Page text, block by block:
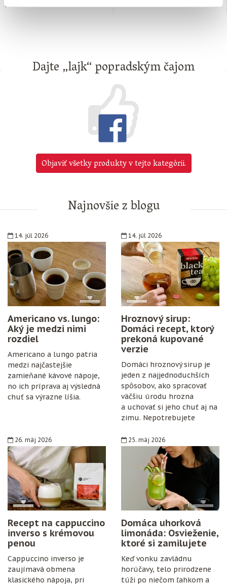
na sklade na sklade
Dajte „lajk“ popradským čajom
Objaviť všetky produkty v tejto kategórii.
Najnovšie z blogu
14. júl 2026
Americano vs. lungo:
Aký je medzi nimi
rozdiel
Americano a lungo patria
medzi najčastejšie
zamieňané kávové nápoje,
no ich príprava aj výsledná
chuť sa výrazne líšia.
14. júl 2026
Hroznový sirup:
Domáci recept, ktorý
prekoná kupované
verzie
Domáci hroznový sirup je
jeden z najjednoduchších
spôsobov, ako spracovať
väčšiu úrodu hrozna
a uchovať si jeho chuť aj na
zimu. Nepotrebujete
konzervanty ani zložitý
postup. Stačí zrelé hrozno,
cukor, citrón, čisté fľaše
a trochu trpezlivosti.
26. máj 2026
Recept na cappuccino
inverso s krémovou
penou
Cappuccino inverso je
zaujímavá obmena
klasického nápoja, pri
25. máj 2026
Domáca uhorková
limonáda: Osvieženie,
ktoré si zamilujete
Keď vonku zavládnu
horúčavy, telo prirodzene
túži po niečom ľahkom a